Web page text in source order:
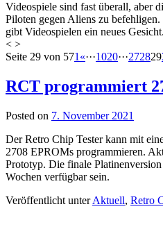
Videospiele sind fast überall, aber
Piloten gegen Aliens zu
gibt Videospielen ein neues Gesicht.
< >
Beitragsnavigation
Seite 29 von 571 «···1020···272829
RCT programmiert
Posted on 7. November 2021
Der Retro Chip Tester kann mit
2708 EPROMs programmieren.
Prototyp. Die finale
Wochen verfügbar sein.
Veröffentlicht unterAktuell, Retro